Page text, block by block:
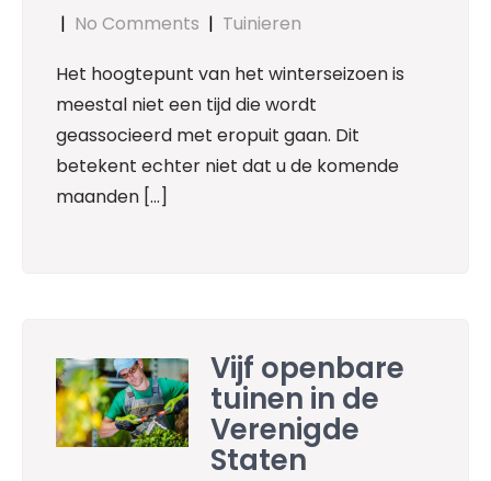
| No Comments | Tuinieren
Het hoogtepunt van het winterseizoen is
meestal niet een tijd die wordt
geassocieerd met eropuit gaan. Dit
betekent echter niet dat u de komende
maanden […]
Vijf openbare
tuinen in de
Verenigde
Staten